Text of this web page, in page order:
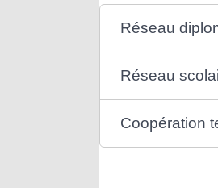
Réseau
Réseau
Coopération